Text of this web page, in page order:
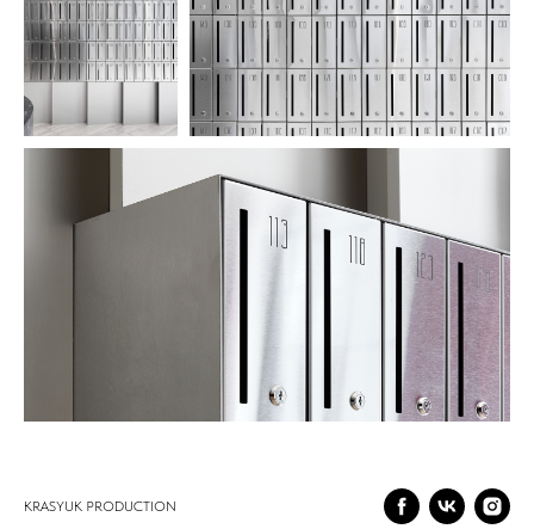
Оставить заявку
KRASYUK PRODUCTION